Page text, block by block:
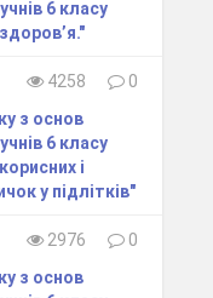
6 класу
4258
0
з основ
6 класу
і
у підлітків"
2976
0
з основ